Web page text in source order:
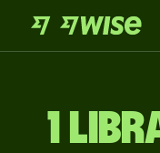
1